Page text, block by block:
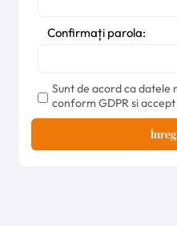
Confirmați parola:
Sunt de acord ca datele
conform GDPR si